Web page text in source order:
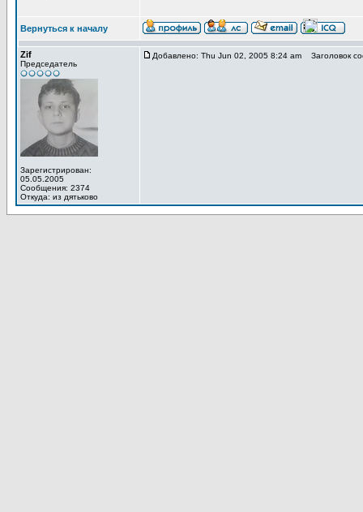
Вернуться к началу
Zif
Председатель
Зарегистрирован:
05.05.2005
Сообщения: 2374
Откуда: из дятьково
Добавлено: Thu Jun 02, 2005 8:24 am Заголовок